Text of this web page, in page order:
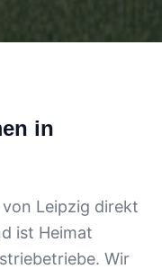
in
Leipzig direkt
ist Heimat
Wir